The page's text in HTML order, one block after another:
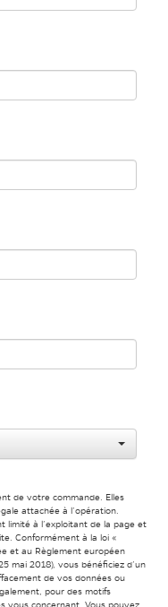
de votre commande. Elles
attachée à l’opération.
limité à l’exploitant de la page et
Conformément à la loi «
et au Règlement européen
mai 2018), vous bénéficiez d’un
de vos données ou
pour des motifs